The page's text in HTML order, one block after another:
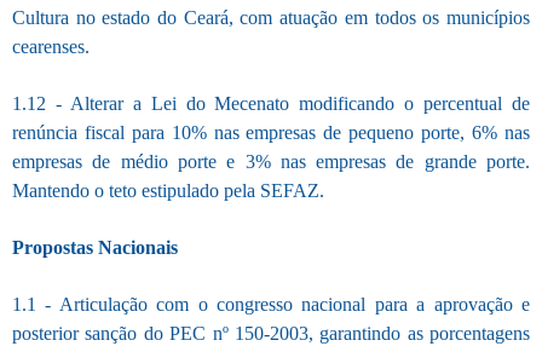
Cultura no estado do Ceará, com atuação em todos os municípios
cearenses.
1.12 - Alterar a Lei do Mecenato modificando o percentual de
renúncia fiscal para 10% nas empresas de pequeno porte, 6% nas
empresas de médio porte e 3% nas empresas de grande porte.
Mantendo o teto estipulado pela SEFAZ.
Propostas Nacionais
1.1 - Articulação com o congresso nacional para a aprovação e
posterior sanção do PEC nº 150-2003, garantindo as porcentagens